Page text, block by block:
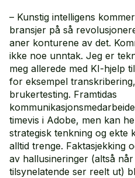
– Kunstig intelligens
bransjer på så
aner konturene av det.
ikke noe unntak. Jeg er
meg allerede med KI-hjelp
for eksempel
brukertesting. Framtidas
timevis i Adobe, men kan
strategisk tenkning og ekte
alltid trenge. Faktasjekking
av hallusineringer (altså
tilsynelatende ser reelt ut)